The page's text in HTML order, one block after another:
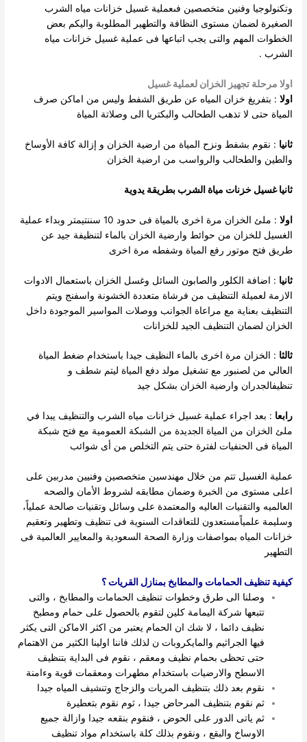
وتكنولوجيا وفنين متخصصين فىعملية غسيل خزانات مياه الشرب
الصغيرة لضمان مستوى النظافة والتطهير المطلوبة واليكم بعض
الخطوات المهم والتى يجب اتباعها فى عملية غسيل خزانات مياه
الشرب .
اولا مرحلة تجهيز الخزان لعملية غسيل
اولا : بتفريغ خزان المياه عن طريق الشفط وليس من اماكن صرف
المياة حتى لا تذهب الطحالب والبكتريا الى وصلاتة المياة
ثانيا : نقوم بشفط ونزح المياة من ارضية الخزان و إزالة كافة الأوساخ
والطين والطحالب والرواسب من ارضية الخزان
ثانيا غسيل خزنات مياة الشرب بطريقة يدوية
اولا
: ملئ الخزان مرة اخرى بالمياة فى حدود 10 سننتيمتر وبداء عملية
الغسيل للخزان من حوائط وارضية الخزان بالماء لتنظيفة جيد عن
طريق فتح موتور رفع المياة وشفطه مرة اخرى
ثانيا : اضافة الكلور والصابون السائل وغسل الخزان باستعمال الادوات
الازمة لعميلة التنظيف من فرشاة متعددة الخشونة واسفنج ويتم
التنظيف بعناية مع مراعاة الجوانب ووصلات المواسير الموجودة داخل
الخزان لضمان التنظيف الجيد للخزانات
ثالثا : الخزان مرة اخرى بالماء النظيف جيدا باستخدام ضغط المياة
العالي من لصنبور مع تشغيل مولد دفع المياة ليتم شطف و
تنظيفالجدران وارضية الخزان بشكل جيد
رابعا : بعد اجراء عملية غسيل خزانات مياه الشرب والتنظيف يبدا في
ملئ الخزان من المياة الجديدة من الشبكة العمومية مع فتح شبكة
المياة فى الحنفيات لفترة حتى يتم التخلص من أى شوائب
عملية الغسيل تتم من خلال مهندسين متخصصين وفنيين مدربين على
اعلى مستوى من الخبرة وضمان مطابقه لشروط الأمان والصحه
العالميه والتقنيات العاليه والمعتمدة على وسائل وتقنيات صالحة عملياً،
وسليمة علمياًمستعدون للتعاقدات السنوية فى تنظيف وتطهير وتعقيم
خزانات المياه بمواصفات وزارة الصحة السعودية والمعايير العالمية فى
التطهير
كيفية تنظيف الحمامات والمطابخ بمنازل القريات ؟
وصلنا الى طرق وخطوات تنظيف الحمامات والمطابخ ، والتى
تتبعها شركة اليمامة كلين لتقوم بالحصول على حمام ومطبخ
نظيف دائما ، لا شك ان الحمام يعتبر من اكثر الاماكن التى يكثر
فيها الجراثيم والمايكروبات ن لذلك فاننا اولينا الكثير من الاهتمام
حتى تحظى بحمام نظيف ومعقم ، نقوم فى البداية بتنظيف
الاسطح والارضيات باستخدام مطهرات ومعقمات قوية وءامنة
نقوم بعد ذلك بتنظيف المريات والزجاج وتنشيف المياه جيدا
ثم نقوم بتنظيف المرحاض جيدا ، ثوم نقوم بتعطيرة
ثم ياتى الدور على الحوض ، فنقوم بنقعه جيدا وازالة جميع
الاوساخ والبقع ، ونقوم بذلك كلة باستخدام مواد تنظيف